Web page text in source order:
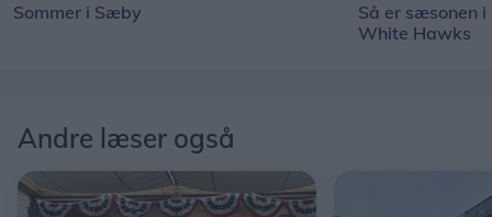
Sommer i Sæby
Så er sæsonen
White Hawks
Andre læser også